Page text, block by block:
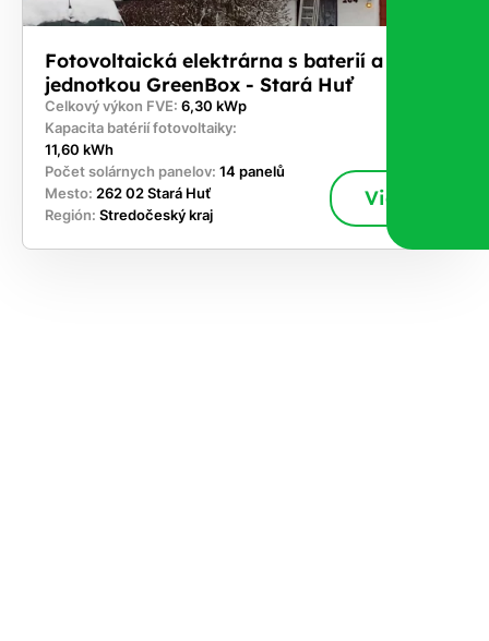
Fotovoltaická elektrárna s baterií a řídicí
jednotkou GreenBox - Stará Huť
Celkový výkon FVE: 6,30 kWp
Kapacita batérií fotovoltaiky:
11,60 kWh
Počet solárnych panelov: 14 panelů
Mesto: 262 02 Stará Huť
Región: Stredočeský kraj
Viac